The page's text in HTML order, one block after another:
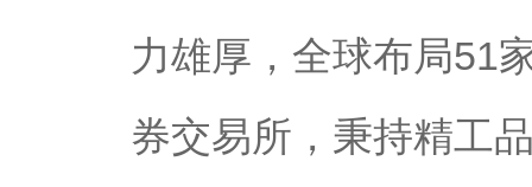
力雄厚，全球布局51
券交易所，秉持精工